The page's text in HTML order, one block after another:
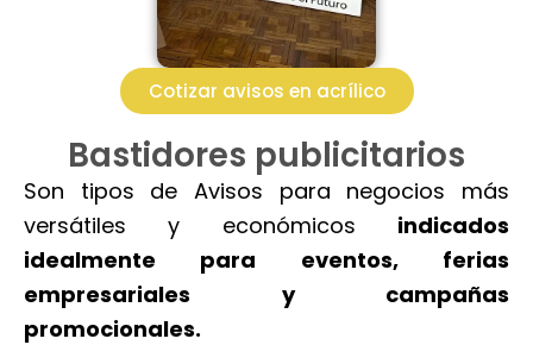
Cotizar avisos en acrílico
Bastidores publicitarios
Son tipos de Avisos para negocios más
versátiles y económicos indicados
idealmente para eventos, ferias
empresariales y campañas
promocionales.